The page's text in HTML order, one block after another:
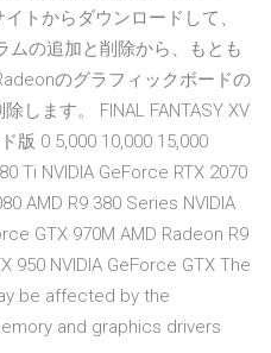
トからダウンロードして、
ムの追加と削除から、もとも
のグラフィックボードの
します。 FINAL FANTASY XV
版 0 5,000 10,000 15,000
Ti NVIDIA GeForce RTX 2070
AMD R9 380 Series NVIDIA
GTX 970M AMD Radeon R9
950 NVIDIA GeForce GTX The
be affected by the
and graphics drivers